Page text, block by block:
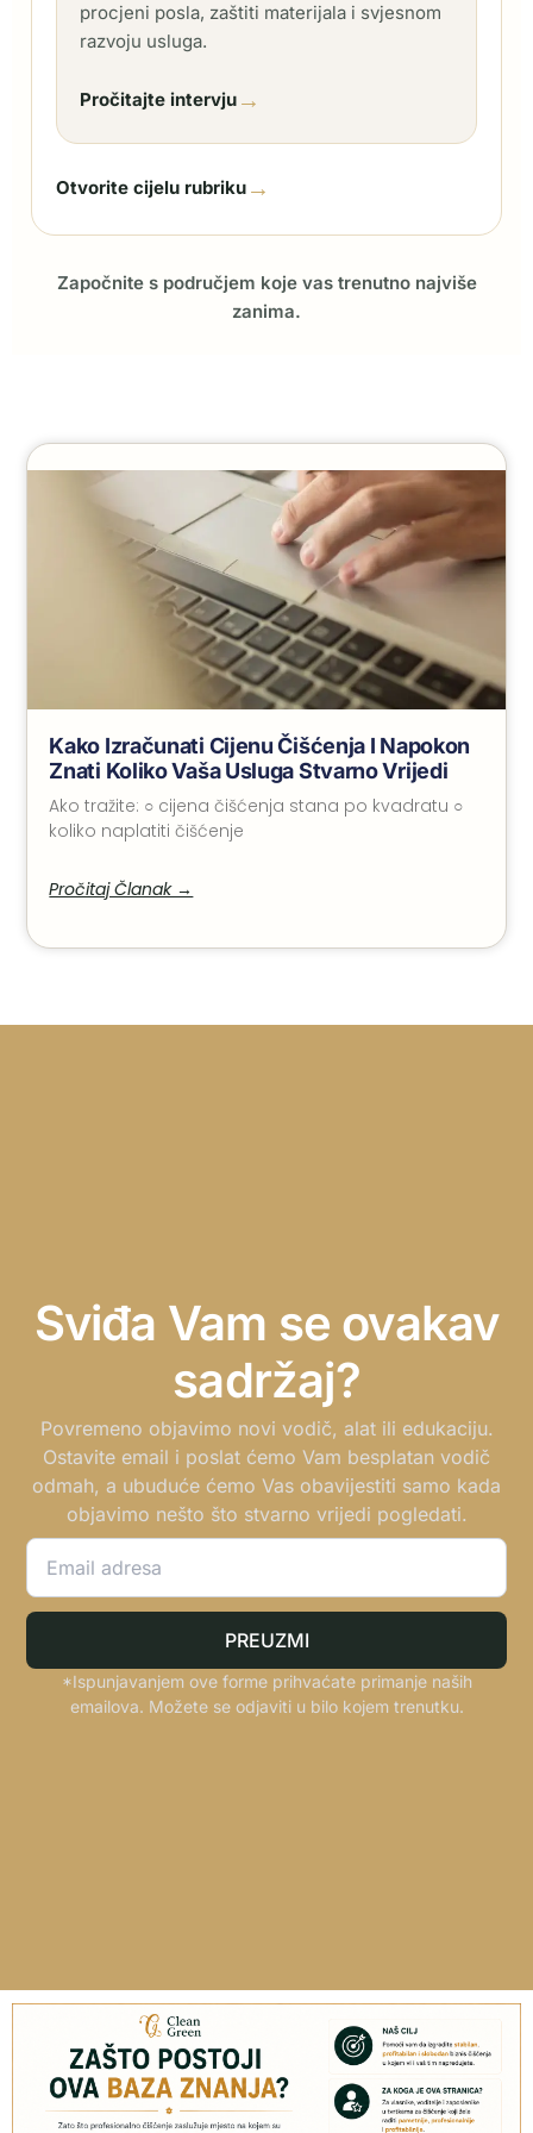
procjeni posla, zaštiti materijala i svjesnom
razvoju usluga.
Pročitajte intervju →
Otvorite cijelu rubriku →
Započnite s područjem koje vas trenutno najviše
zanima.
Kako Izračunati Cijenu Čišćenja I Napokon
Znati Koliko Vaša Usluga Stvarno Vrijedi
Ako tražite: ○ cijena čišćenja stana po kvadratu ○
koliko naplatiti čišćenje
Pročitaj Članak →
Sviđa Vam se ovakav
sadržaj?
Povremeno objavimo novi vodič, alat ili edukaciju.
Ostavite email i poslat ćemo Vam besplatan vodič
odmah, a ubuduće ćemo Vas obavijestiti samo kada
objavimo nešto što stvarno vrijedi pogledati.
PREUZMI
*Ispunjavanjem ove forme prihvaćate primanje naših
emailova. Možete se odjaviti u bilo kojem trenutku.